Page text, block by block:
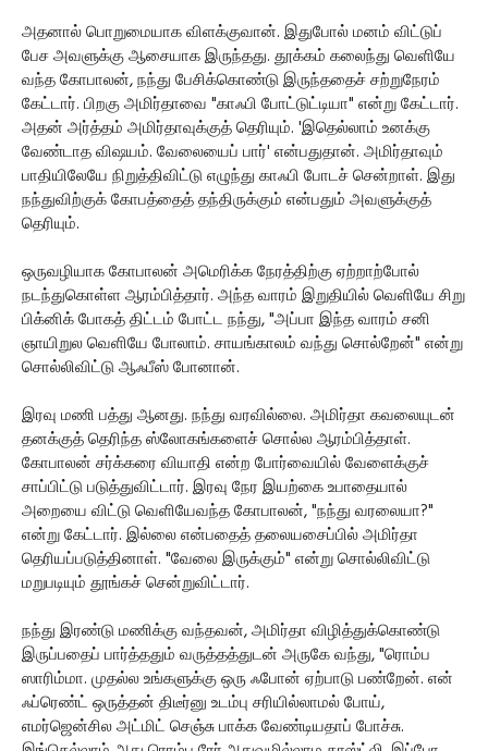
அதனால் பொறுமையாக விளக்குவான். இதுபோல் மனம் விட்டுப்
பேச அவளுக்கு ஆசையாக இருந்தது. தூக்கம் கலைந்து வெளியே
வந்த கோபாலன், நந்து பேசிக்கொண்டு இருந்ததைச் சற்றுநேரம்
கேட்டார். பிறகு அமிர்தாவை "காஃபி போட்டுட்டியா" என்று கேட்டார்.
அதன் அர்த்தம் அமிர்தாவுக்குத் தெரியும். 'இதெல்லாம் உனக்கு
வேண்டாத விஷயம். வேலையைப் பார்' என்பதுதான். அமிர்தாவும்
பாதியிலேயே நிறுத்திவிட்டு எழுந்து காஃபி போடச் சென்றாள். இது
நந்துவிற்குக் கோபத்தைத் தந்திருக்கும் என்பதும் அவளுக்குத்
தெரியும்.
ஒருவழியாக கோபாலன் அமெரிக்க நேரத்திற்கு ஏற்றாற்போல்
நடந்துகொள்ள ஆரம்பித்தார். அந்த வாரம் இறுதியில் வெளியே சிறு
பிக்னிக் போகத் திட்டம் போட்ட நந்து, "அப்பா இந்த வாரம் சனி
ஞாயிறுல வெளியே போலாம். சாயங்காலம் வந்து சொல்றேன்" என்று
சொல்லிவிட்டு ஆஃபீஸ் போனான்.
இரவு மணி பத்து ஆனது. நந்து வரவில்லை. அமிர்தா கவலையுடன்
தனக்குத் தெரிந்த ஸ்லோகங்களைச் சொல்ல ஆரம்பித்தாள்.
கோபாலன் சர்க்கரை வியாதி என்ற போர்வையில் வேளைக்குச்
சாப்பிட்டு படுத்துவிட்டார். இரவு நேர இயற்கை உபாதையால்
அறையை விட்டு வெளியேவந்த கோபாலன், "நந்து வரலையா?"
என்று கேட்டார். இல்லை என்பதைத் தலையசைப்பில் அமிர்தா
தெரியப்படுத்தினாள். "வேலை இருக்கும்" என்று சொல்லிவிட்டு
மறுபடியும் தூங்கச் சென்றுவிட்டார்.
நந்து இரண்டு மணிக்கு வந்தவன், அமிர்தா விழித்துக்கொண்டு
இருப்பதைப் பார்த்ததும் வருத்தத்துடன் அருகே வந்து, "ரொம்ப
ஸாரிம்மா. முதல்ல உங்களுக்கு ஒரு ஃபோன் ஏற்பாடு பண்றேன். என்
ஃப்ரெண்ட் ஒருத்தன் திடீர்னு உடம்பு சரியில்லாமல் போய்,
எமர்ஜென்சில அட்மிட் செஞ்சு பாக்க வேண்டியதாப் போச்சு.